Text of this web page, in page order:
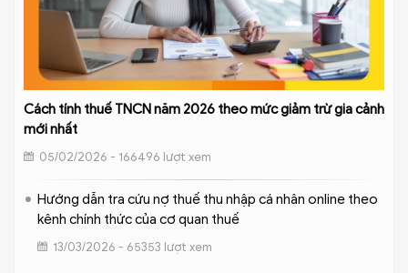
Cách tính thuế TNCN năm 2026 theo mức giảm trừ gia cảnh
mới nhất
05/02/2026 - 166496 lượt xem
Hướng dẫn tra cứu nợ thuế thu nhập cá nhân online theo
kênh chính thức của cơ quan thuế
13/03/2026 - 65353 lượt xem